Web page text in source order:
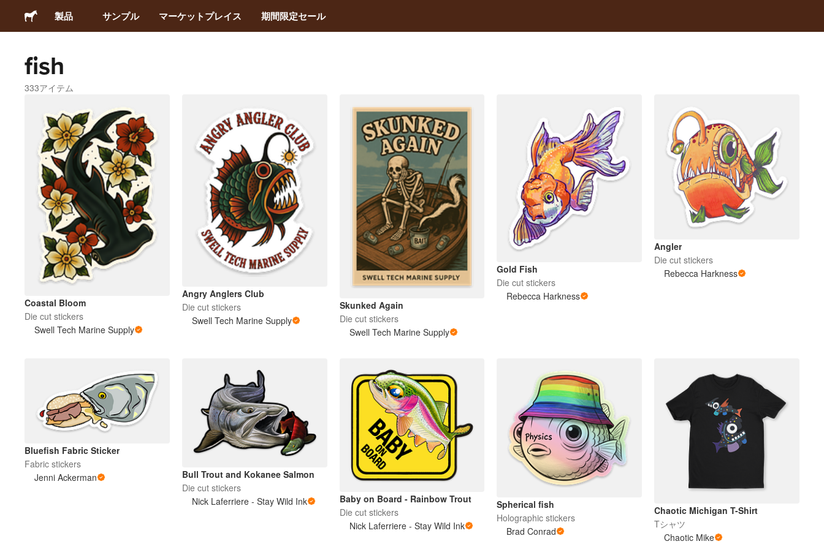
製品
マグネット
缶バッジ
梱包材
アパレル
アクリルグッズ
その他の製品
サンプル マーケットプレイス 期間限定セール
fish
333アイテム
Coastal Bloom
Die cut stickers
Swell Tech Marine Supply
Angry Anglers Club
Die cut stickers
Swell Tech Marine Supply
Skunked Again
Die cut stickers
Swell Tech Marine Supply
Gold Fish
Die cut stickers
Rebecca Harkness
Angler
Die cut stickers
Rebecca Harkness
Bluefish Fabric Sticker
Fabric stickers
Jenni Ackerman
Bull Trout and Kokanee Salmon
Die cut stickers
Nick Laferriere - Stay Wild Ink
Baby on Board - Rainbow Trout
Die cut stickers
Nick Laferriere - Stay Wild Ink
Spherical fish
Holographic stickers
Brad Conrad
Chaotic Michigan T-Shirt
Tシャツ
Chaotic Mike